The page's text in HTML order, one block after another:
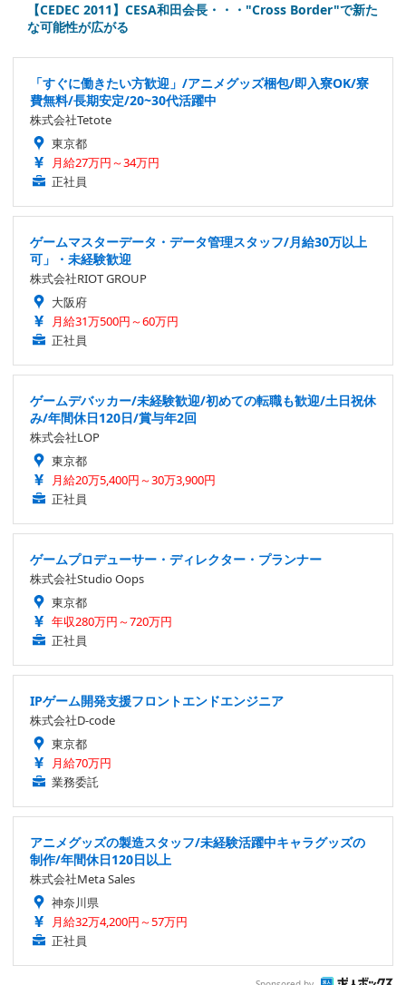
【CEDEC 2011】CESA和田会長・・・"Cross Border"で新た
な可能性が広がる
「すぐに働きたい方歓迎」/アニメグッズ梱包/即入寮OK/寮
費無料/長期安定/20~30代活躍中
株式会社Tetote
東京都
月給27万円～34万円
正社員
ゲームマスターデータ・データ管理スタッフ/月給30万以上
可」・未経験歓迎
株式会社RIOT GROUP
大阪府
月給31万500円～60万円
正社員
ゲームデバッカー/未経験歓迎/初めての転職も歓迎/土日祝休
み/年間休日120日/賞与年2回
株式会社LOP
東京都
月給20万5,400円～30万3,900円
正社員
ゲームプロデューサー・ディレクター・プランナー
株式会社Studio Oops
東京都
年収280万円～720万円
正社員
IPゲーム開発支援フロントエンドエンジニア
株式会社D-code
東京都
月給70万円
業務委託
アニメグッズの製造スタッフ/未経験活躍中キャラグッズの
制作/年間休日120日以上
株式会社Meta Sales
神奈川県
月給32万4,200円～57万円
正社員